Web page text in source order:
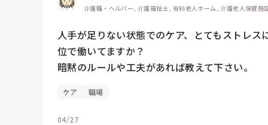
介護職・ヘルパー, 介護福祉士, 有料老人ホーム, 介護老人保健施
人手が足りない状態でのケア、とてもストレ
位で働いてますか？
暗黙のルールや工夫があれば教えて下さい。
ケア 職場
04/27